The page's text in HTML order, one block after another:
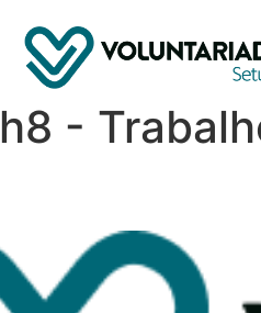
h8 -